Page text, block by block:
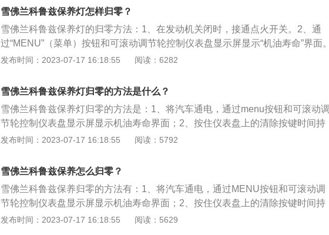
佛兰科鲁兹内部的配件磨损会逐渐严重，为了保证雪佛兰科鲁兹正常行驶，厂家
在生产汽车的时候，设置了一些提醒指示灯，到了一定行驶里程后，车主就要及
时更换配件，成功更换之后，还需要将汽车保养灯归零。
雪佛兰科鲁兹保养灯怎样归零？
雪佛兰科鲁兹保养灯的归零方法：1、在发动机关闭时，接通点火开关。2、通
过“MENU”（菜单）按钮和可滚动调节轮控制仪表盘显示屏显示“机油寿命”界面。
3、按住“SET/CLR”（设定/清除）按钮几秒钟，将机油寿命重置为100％。4、关
4T涡轮增压发动机。2、内饰材料材质高档，并且有不同颜色的装饰面板与门饰
板，并且采用哑光材料，提升了内饰的整体质感。
发布时间：2023-07-17 16:18:55 阅读：6282
雪佛兰科鲁兹保养灯归零的方法是什么？
雪佛兰科鲁兹保养灯归零的方法是：1、将汽车通电，通过menu按钮和可滚动调
节轮控制仪表盘显示屏显示机油寿命界面；2、按住仪表盘上的清除按键时间持
续在几秒钟左右保养即可归零。以2018款雪佛兰科鲁兹为例，其车的前悬架是麦
最大马力是114ps，最大功率是84kw，最大扭矩是146nm，与其匹配的是6挡手
动变速箱。
发布时间：2023-07-17 16:18:55 阅读：5792
雪佛兰科鲁兹保养怎么归零？
雪佛兰科鲁兹保养归零的方法有：1、将汽车通电，通过MENU按钮和可滚动调
节轮控制仪表盘显示屏显示机油寿命界面；2、按住仪表盘上的清除按键时间持
续在几秒钟左右保养即可归零。雪弗兰科鲁兹是一款紧凑型5门5座两厢车，其车
发布时间：2023-07-17 16:18:55 阅读：5629